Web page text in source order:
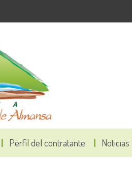
Perfil del contratante Noticias